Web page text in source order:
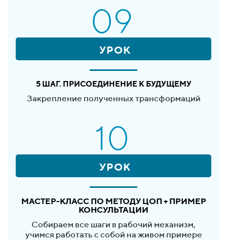
09
УРОК
5 ШАГ. ПРИСОЕДИНЕНИЕ К БУДУЩЕМУ
Закрепление полученных трансформаций
10
УРОК
МАСТЕР-КЛАСС ПО МЕТОДУ ЦОП + ПРИМЕР
КОНСУЛЬТАЦИИ
Собираем все шаги в рабочий механизм,
учимся работать с собой на живом примере